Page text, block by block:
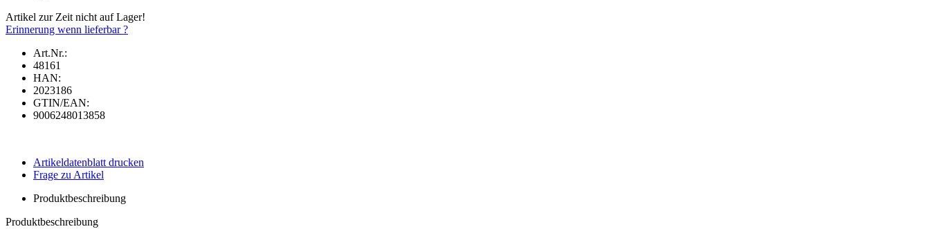
Artikel zur Zeit nicht auf Lager!
Erinnerung wenn lieferbar ?
Art.Nr.:
48161
HAN:
2023186
GTIN/EAN:
9006248013858
Artikeldatenblatt drucken
Frage zu Artikel
Produktbeschreibung
Produktbeschreibung